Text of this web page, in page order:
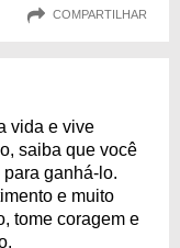
COMPARTILHAR
vida e vive
saiba que você
ganhá-lo.
e muito
tome coragem e